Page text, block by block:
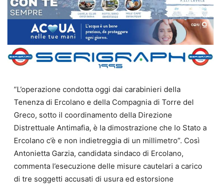
“L’operazione condotta oggi dai carabinieri della
Tenenza di Ercolano e della Compagnia di Torre del
Greco, sotto il coordinamento della Direzione
Distrettuale Antimafia, è la dimostrazione che lo Stato a
Ercolano c’è e non indietreggia di un millimetro”. Così
Antonietta Garzia, candidata sindaco di Ercolano,
commenta l’esecuzione delle misure cautelari a carico
di tre soggetti accusati di usura ed estorsione